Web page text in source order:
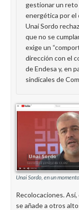
gestionar un
energética por el
Unai Sordo
que no se
exige un
dirección con el
de Endesa y, en
sindicales de
Unai Sordo, en un
Recolocaciones.
se añade a otros